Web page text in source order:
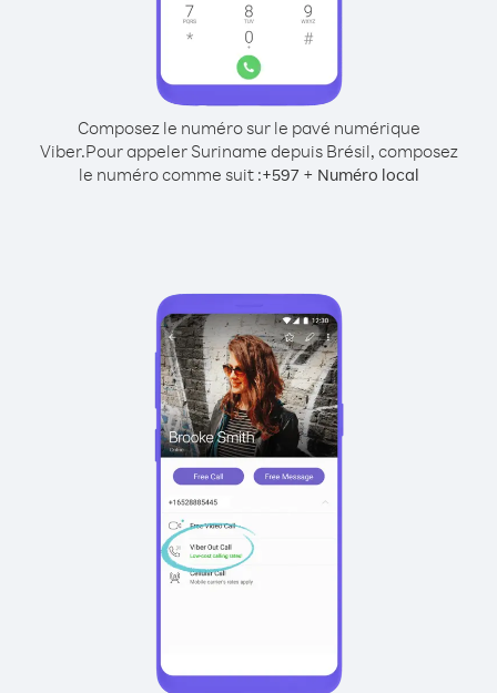
Composez le numéro sur le pavé numérique
Viber.Pour appeler Suriname depuis Brésil, composez
le numéro comme suit :+597+ Numéro local